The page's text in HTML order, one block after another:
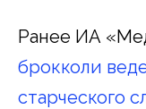
Ранее ИА
брокколи
старческого